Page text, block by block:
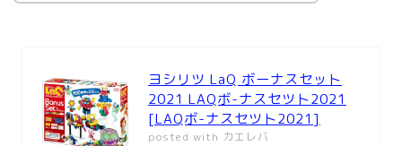
ヨシリツ LaQ ボーナスセット
2021 LAQボ-ナスセツト2021
[LAQボ-ナスセツト2021]
posted with カエレバ